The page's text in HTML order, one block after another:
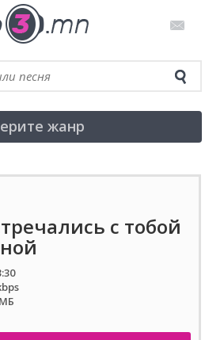
жанр
с тобой